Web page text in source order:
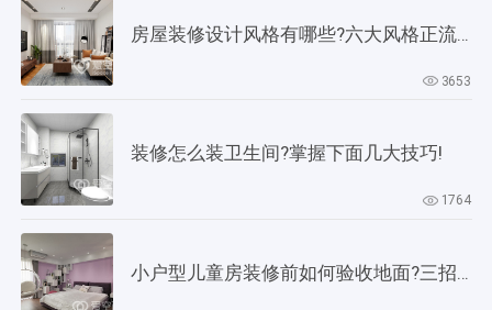
房屋装修设计风格有哪些?六大风格正流行!
3653
装修怎么装卫生间?掌握下面几大技巧!
1764